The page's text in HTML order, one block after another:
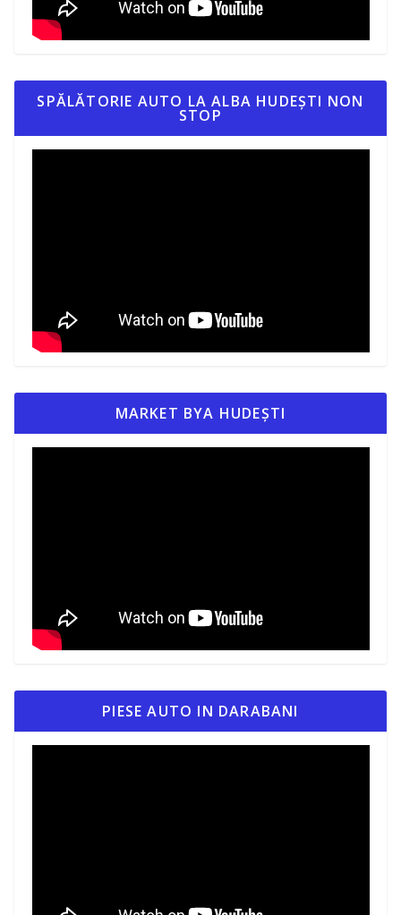
SPĂLĂTORIE AUTO LA ALBA HUDEȘTI NON
STOP
MARKET BYA HUDEȘTI
PIESE AUTO IN DARABANI